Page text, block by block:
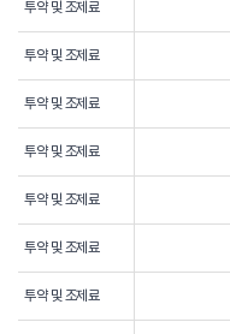
투약 및 조제료
투약 및 조제료
투약 및 조제료
투약 및 조제료
투약 및 조제료
투약 및 조제료
투약 및 조제료